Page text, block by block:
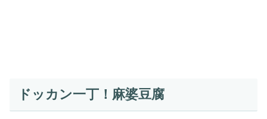
ドッカン一丁！麻婆豆腐